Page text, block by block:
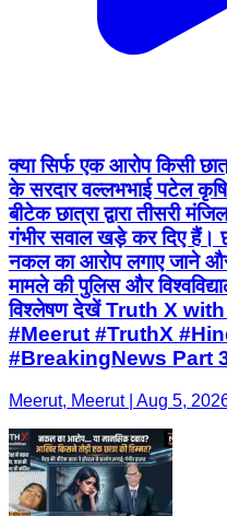
क्या सिर्फ एक आरोप किसी
के सरदार वल्लभभाई पटेल कृषि
बीटेक छात्रा द्वारा तीसरी
गंभीर सवाल खड़े कर दिए हैं।
नकल का आरोप लगाए जाने
मामले की पुलिस और
विश्लेषण देखें Truth X
#Meerut #TruthX
#BreakingNews Part
Meerut, Meerut | Aug 5,